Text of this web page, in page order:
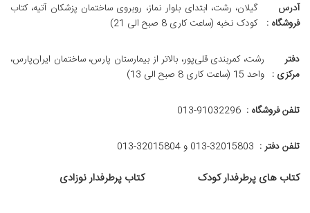
آدرس
فروشگاه :
گیلان، رشت، ابتدای بلوار نماز، روبروی ساختمان پزشکان آتیه، کتاب
کودک نخبه (ساعت کاری 8 صبح الی 21)
دفتر
مرکزی :
رشت، کمربندی قلی‌پور، بالاتر از بیمارستان پارس، ساختمان ایران‌پارس،
واحد 15 (ساعت کاری 8 صبح الی 13)
تلفن فروشگاه : 013-91032296
تلفن دفتر : 013-32015803 و 32015804-013
کتاب های پرطرفدار کودک کتاب پرطرفدار نوزادی